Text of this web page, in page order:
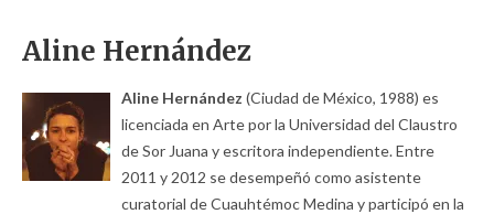
Aline Hernández
Aline Hernández (Ciudad de México, 1988) es
licenciada en Arte por la Universidad del Claustro
de Sor Juana y escritora independiente. Entre
2011 y 2012 se desempeñó como asistente
curatorial de Cuauhtémoc Medina y participó en la